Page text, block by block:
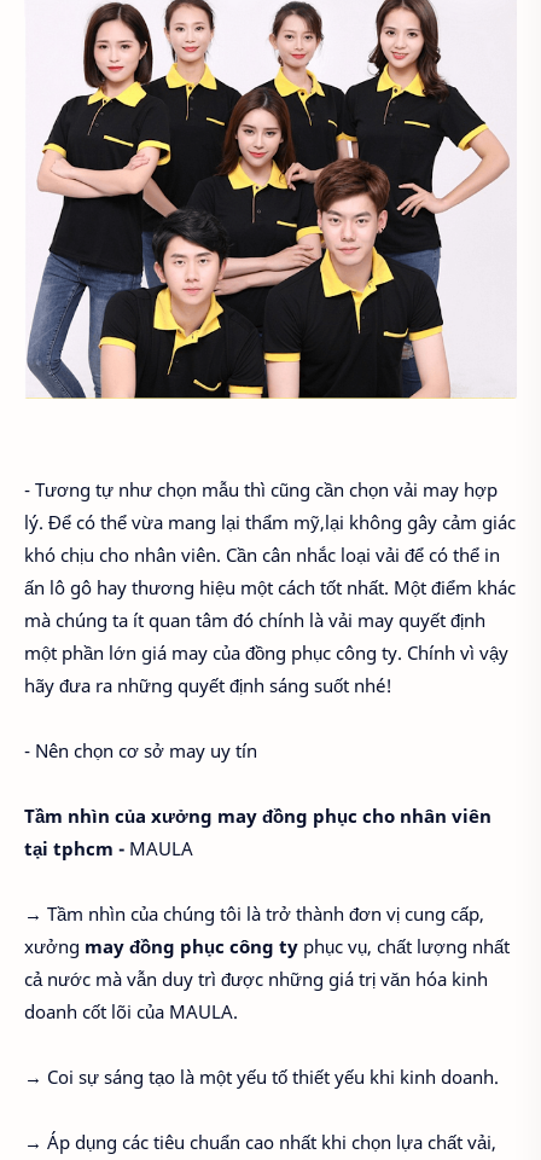
- Tương tự như chọn mẫu thì cũng cần chọn vải may hợp
lý. Để có thể vừa mang lại thẩm mỹ,lại không gây cảm giác
khó chịu cho nhân viên. Cần cân nhắc loại vải để có thể in
ấn lô gô hay thương hiệu một cách tốt nhất. Một điểm khác
mà chúng ta ít quan tâm đó chính là vải may quyết định
một phần lớn giá may của đồng phục công ty. Chính vì vậy
hãy đưa ra những quyết định sáng suốt nhé!
- Nên chọn cơ sở may uy tín
Tầm nhìn của xưởng may đồng phục cho nhân viên
tại tphcm - MAULA
→ Tầm nhìn của chúng tôi là trở thành đơn vị cung cấp,
xưởng may đồng phục công ty phục vụ, chất lượng nhất
cả nước mà vẫn duy trì được những giá trị văn hóa kinh
doanh cốt lõi của MAULA.
→ Coi sự sáng tạo là một yếu tố thiết yếu khi kinh doanh.
→ Áp dụng các tiêu chuẩn cao nhất khi chọn lựa chất vải,